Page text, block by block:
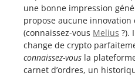
une bonne impression
propose aucune
(connaissez-vous Melius ?).
change de crypto
connaissez-vous la
carnet d’ordres, un